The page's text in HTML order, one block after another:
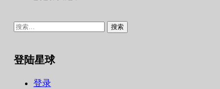
搜
登陆星球
登录